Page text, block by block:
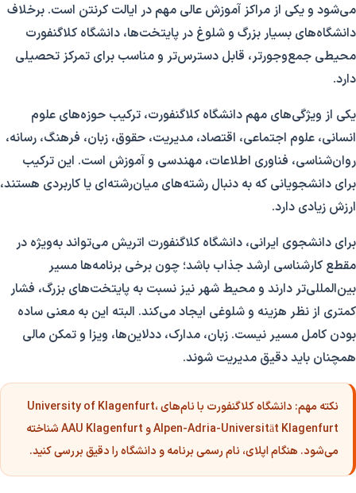
می‌شود و یکی از مراکز آموزش عالی مهم در ایالت کرنتن است. برخلاف
دانشگاه‌های بسیار بزرگ و شلوغ در پایتخت‌ها، دانشگاه کلاگنفورت
محیطی جمع‌وجورتر، قابل دسترس‌تر و مناسب برای تمرکز تحصیلی
دارد.
یکی از ویژگی‌های مهم دانشگاه کلاگنفورت، ترکیب حوزه‌های علوم
انسانی، علوم اجتماعی، اقتصاد، مدیریت، حقوق، زبان، فرهنگ، رسانه،
روان‌شناسی، فناوری اطلاعات، مهندسی و آموزش است. این ترکیب
برای دانشجویانی که به دنبال رشته‌های میان‌رشته‌ای یا کاربردی هستند،
ارزش زیادی دارد.
برای دانشجوی ایرانی، دانشگاه کلاگنفورت اتریش می‌تواند به‌ویژه در
مقطع کارشناسی ارشد جذاب باشد؛ چون برخی برنامه‌ها مسیر
بین‌المللی‌تر دارند و محیط شهر نیز نسبت به پایتخت‌های بزرگ، فشار
کمتری از نظر هزینه و شلوغی ایجاد می‌کند. البته این به معنی ساده
بودن کامل مسیر نیست. زبان، مدارک، ددلاین‌ها، ویزا و تمکن مالی
همچنان باید دقیق مدیریت شوند.
نکته مهم:
دانشگاه کلاگنفورت با نام‌های University of Klagenfurt،
Alpen-Adria-Universität Klagenfurt و AAU Klagenfurt شناخته
می‌شود. هنگام اپلای، نام رسمی برنامه و دانشگاه را دقیق بررسی کنید.